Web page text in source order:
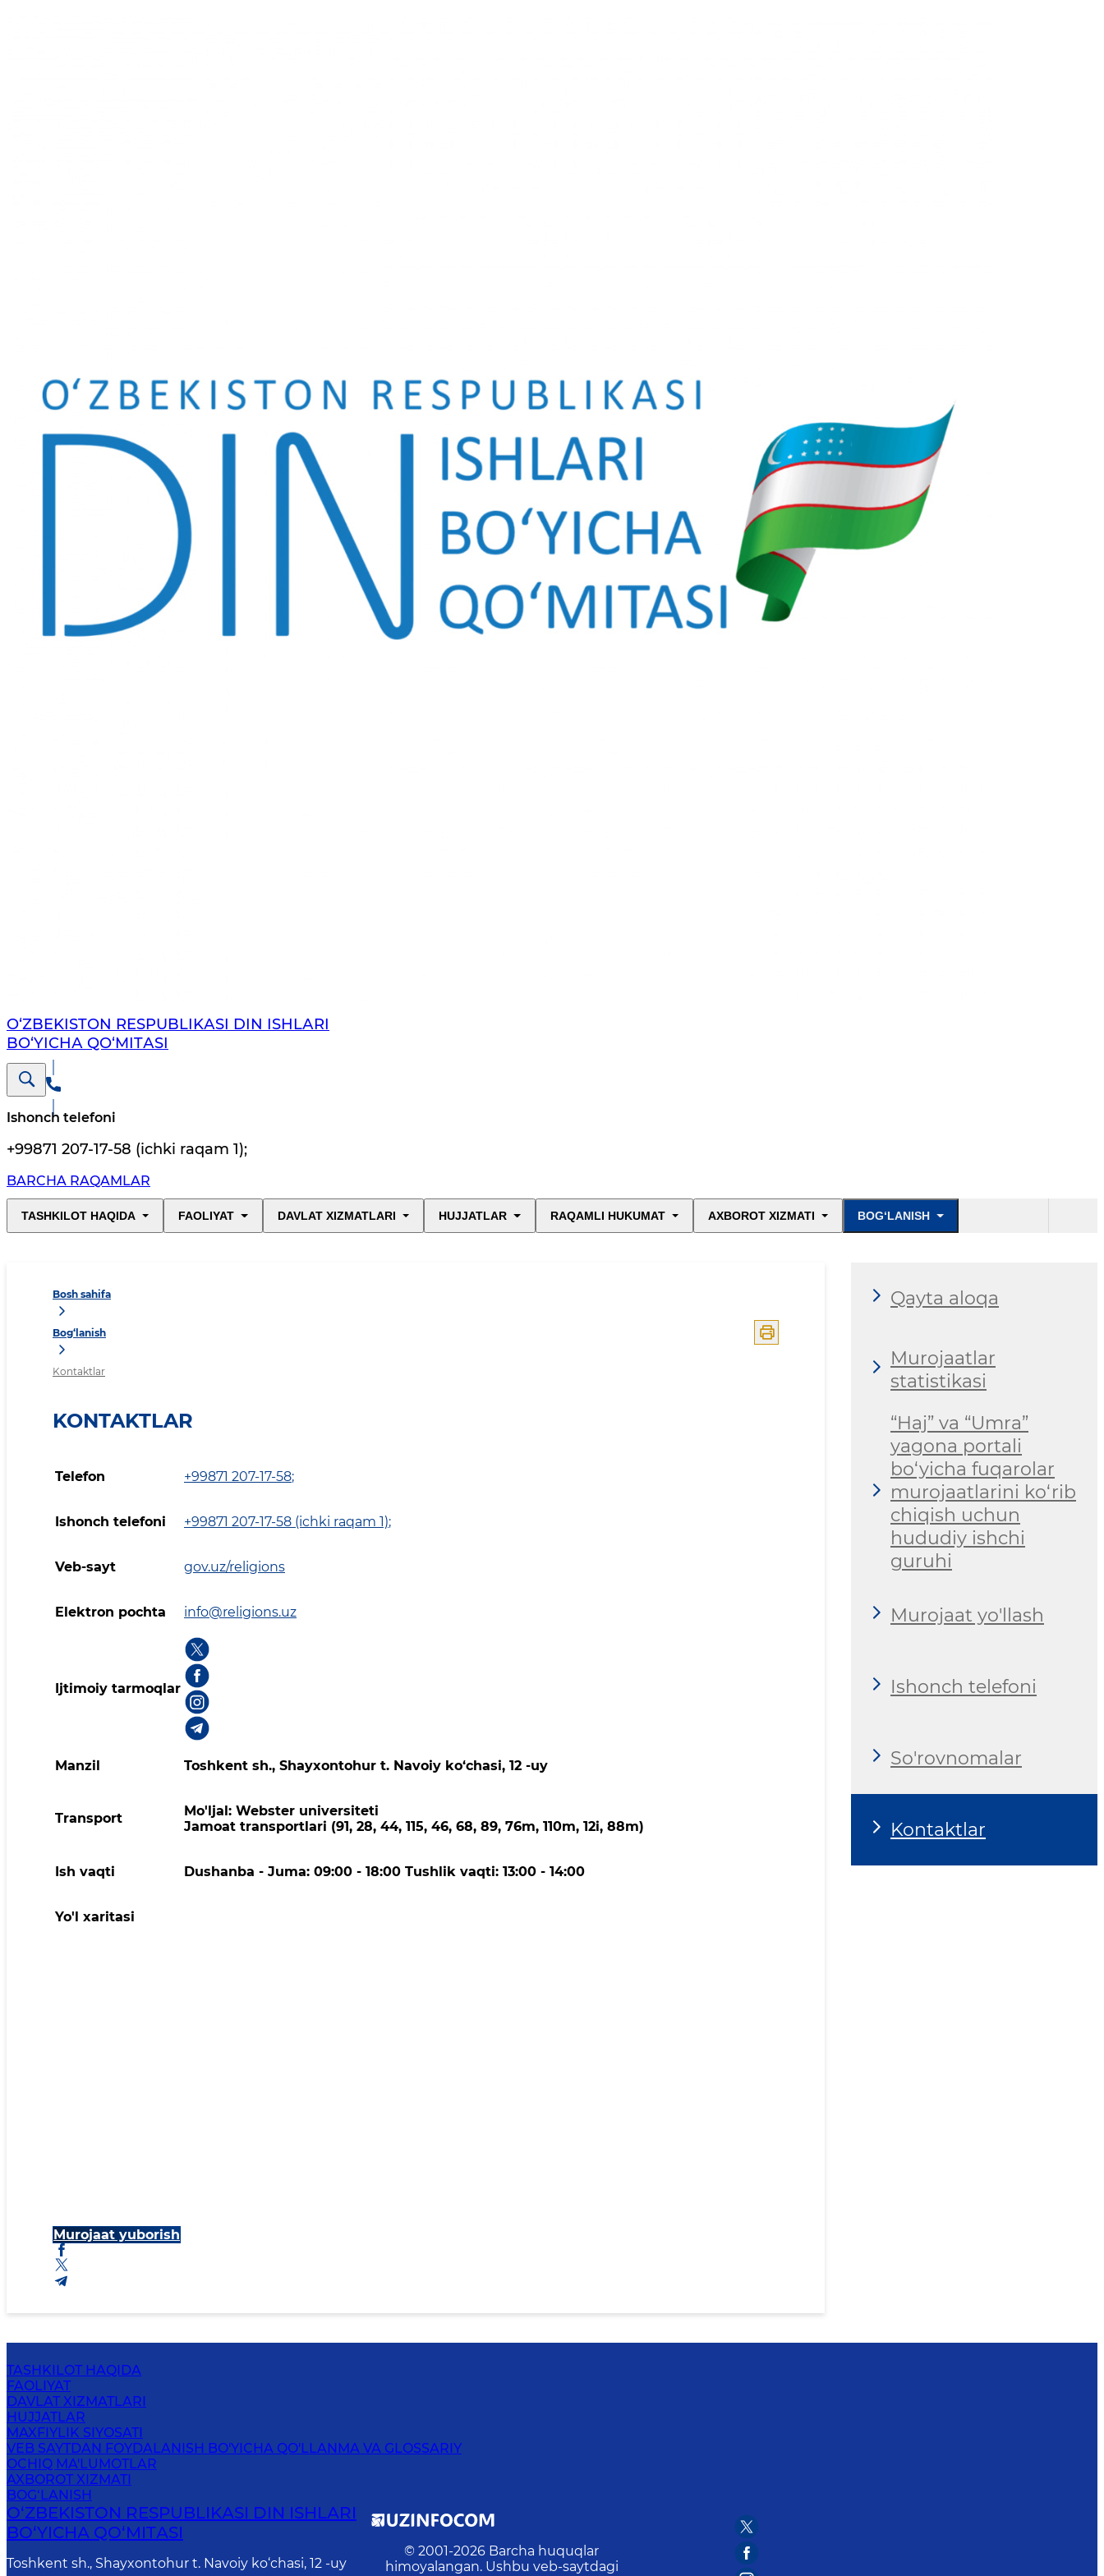
O‘ZBEKISTON RESPUBLIKАSI DIN ISHLАRI
BO‘YICHА QO‘MITАSI
Ishonch telefoni
+99871 207-17-58 (ichki raqam 1);
BARCHA RAQAMLAR
TASHKILOT HAQIDA FAOLIYAT DAVLAT XIZMATLARI HUJJATLAR RAQAMLI HUKUMAT AXBOROT XIZMATI BOG‘LANISH
Bosh sahifa
Bog‘lanish
Kontaktlar
KONTAKTLAR
Telefon +99871 207-17-58;
Ishonch telefoni +99871 207-17-58 (ichki raqam 1);
Veb-sayt gov.uz/religions
Elektron pochta info@religions.uz
Ijtimoiy tarmoqlar
Manzil Toshkent sh., Shayxontohur t. Navoiy ko‘chasi, 12 -uy
Transport
Mo'ljal: Webster universiteti
Jamoat transportlari (91, 28, 44, 115, 46, 68, 89, 76m, 110m, 12i, 88m)
Ish vaqti Dushanba - Juma: 09:00 - 18:00 Tushlik vaqti: 13:00 - 14:00
Yo'l xaritasi
Murojaat yuborish
Qayta aloqa
Murojaatlar
statistikasi
“Haj” va “Umra”
yagona portali
bo‘yicha fuqarolar
murojaatlarini ko‘rib
chiqish uchun
hududiy ishchi
guruhi
Murojaat yo'llash
Ishonch telefoni
So'rovnomalar
Kontaktlar
TASHKILOT HAQIDA
FAOLIYAT
DAVLAT XIZMATLARI
HUJJATLAR
MAXFIYLIK SIYOSATI
VEB SAYTDAN FOYDALANISH BO'YICHA QO'LLANMA VA GLOSSARIY
OCHIQ MA'LUMOTLAR
AXBOROT XIZMATI
BOG‘LANISH
O‘ZBEKISTON RESPUBLIKАSI DIN ISHLАRI
BO‘YICHА QO‘MITАSI
Toshkent sh., Shayxontohur t. Navoiy ko‘chasi, 12 -uy
© 2001-2026 Barcha huquqlar
himoyalangan. Ushbu veb-saytdagi